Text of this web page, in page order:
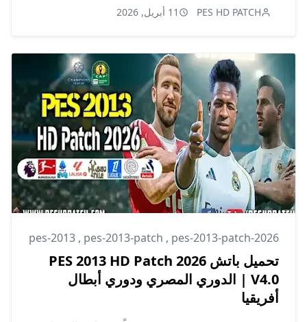
PES HD PATCH 11 أبريل, 2026
pes-2013 , pes-2013-patch , pes-2013-patch-2026
تحميل باتش PES 2013 HD Patch 2026
V4.0 | الدوري المصري ودوري أبطال
أفريقيا